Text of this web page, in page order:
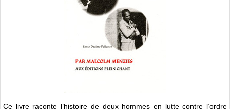
Ce livre raconte l’histoire de deux hommes en lutte contre l’ordre